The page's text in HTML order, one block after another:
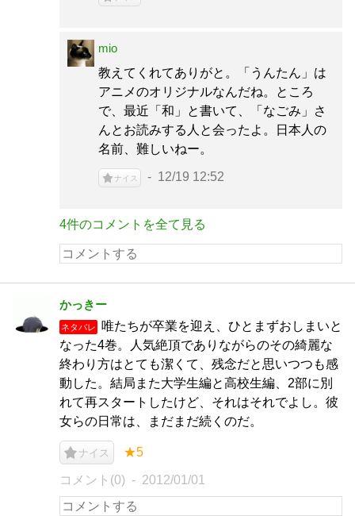
mio
教えてくれてありがと。「うんたん」は
アニメのオリジナルなんだね。ところ
で、最近「和」と書いて、「なごみ」さ
んとお読みする人と会ったよ。日本人の
名前、難しいねー。
ナイス 12/19 12:52
4件のコメントを全て見る
かっきー
ネタバレ
唯たちが卒業を迎え、ひとまずおしまいと
なった4巻。人気絶頂でありながらのその綺麗な
終わり方はとても潔くて、残念だと思いつつも感
動した。結局また大学生編と高校生編、2部に別
れて再スタートしたけど、それはそれでよし。彼
女らの日常は、まだまだ続くのだ。
ナイス ★5
コメント(0) 2012/01/01